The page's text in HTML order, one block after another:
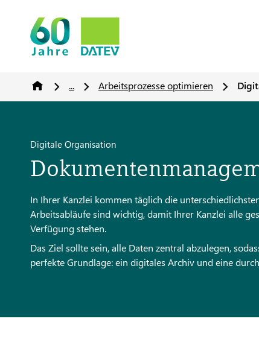
... Arbeitsprozesse optimieren
Digitale Organisation
In Ihrer Kanzlei kommen täglich die
Arbeitsabläufe sind wichtig, damit Ihrer Kanzlei alle
Verfügung stehen.
Das Ziel sollte sein, alle Daten zentral abzulegen,
perfekte Grundlage: ein digitales Archiv und eine